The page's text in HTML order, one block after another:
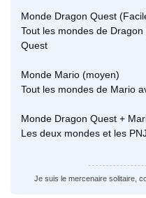
Monde Dragon Quest
Tout les mondes de
Quest
Monde Mario (moyen)
Tout les mondes de Mario
Monde Dragon Quest +
Les deux mondes et les
Je suis le mercenaire solitaire,